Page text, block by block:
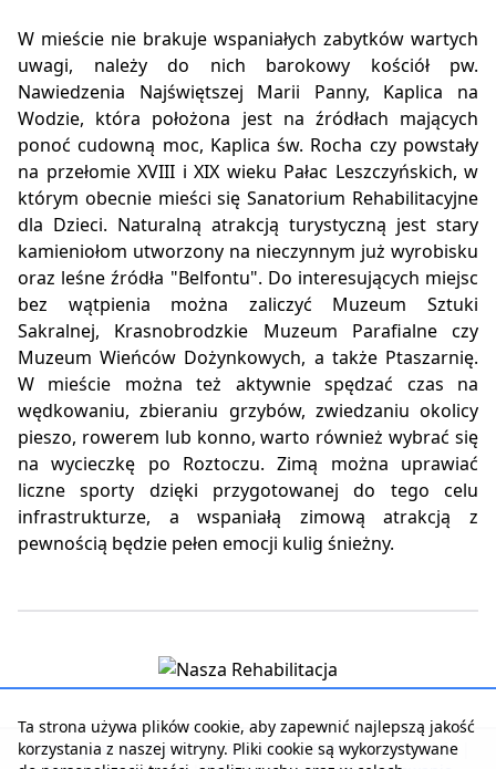
W mieście nie brakuje wspaniałych zabytków wartych
uwagi, należy do nich barokowy kościół pw.
Nawiedzenia Najświętszej Marii Panny, Kaplica na
Wodzie, która położona jest na źródłach mających
ponoć cudowną moc, Kaplica św. Rocha czy powstały
na przełomie XVIII i XIX wieku Pałac Leszczyńskich, w
którym obecnie mieści się Sanatorium Rehabilitacyjne
dla Dzieci. Naturalną atrakcją turystyczną jest stary
kamieniołom utworzony na nieczynnym już wyrobisku
oraz leśne źródła "Belfontu". Do interesujących miejsc
bez wątpienia można zaliczyć Muzeum Sztuki
Sakralnej, Krasnobrodzkie Muzeum Parafialne czy
Muzeum Wieńców Dożynkowych, a także Ptaszarnię.
W mieście można też aktywnie spędzać czas na
wędkowaniu, zbieraniu grzybów, zwiedzaniu okolicy
pieszo, rowerem lub konno, warto również wybrać się
na wycieczkę po Roztoczu. Zimą można uprawiać
liczne sporty dzięki przygotowanej do tego celu
infrastrukturze, a wspaniałą zimową atrakcją z
pewnością będzie pełen emocji kulig śnieżny.
Strona główna | Kontakt z serwisem | Reklama w serwisie
Ta strona używa plików cookie, aby zapewnić najlepszą jakość
korzystania z naszej witryny. Pliki cookie są wykorzystywane